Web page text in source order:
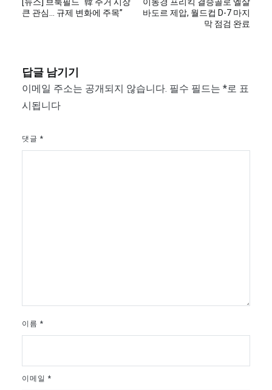
탐
큰 관심… 규제 변화에 주목”
바도르 제압, 월드컵 D-7 마지
막 점검 완료
답글 남기기
이메일 주소는 공개되지 않습니다. 필수 필드는 *로 표
시됩니다
댓글 *
이름 *
이메일 *